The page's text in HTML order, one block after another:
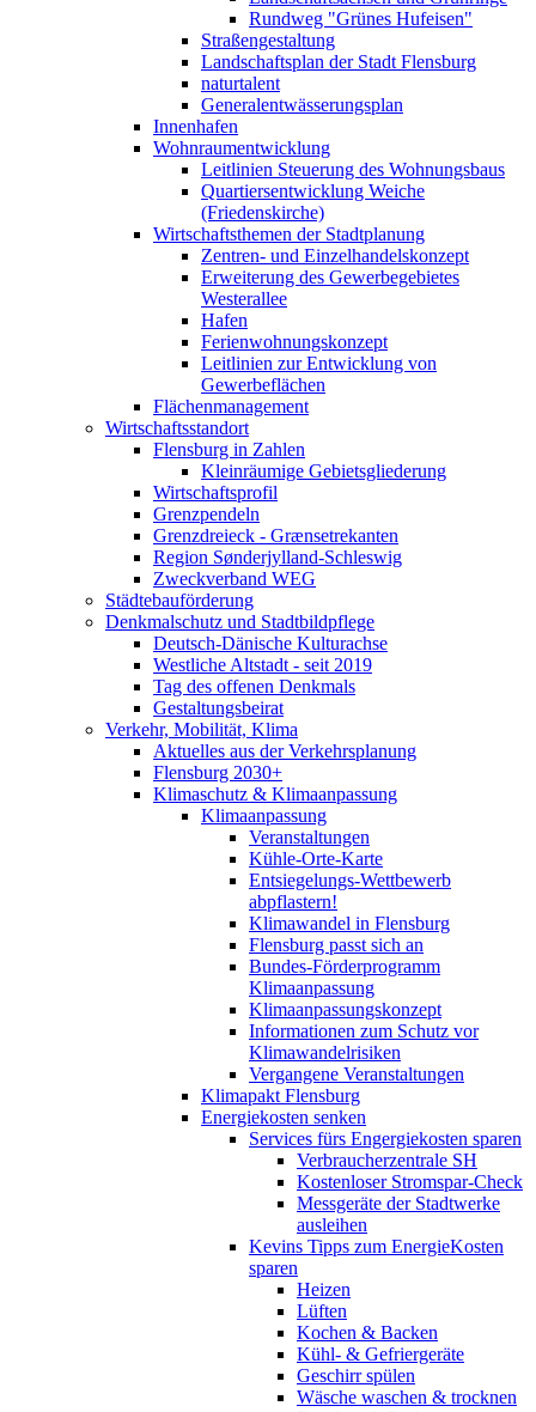
Rundweg "Grünes Hufeisen"
Straßengestaltung
Landschaftsplan der Stadt Flensburg
naturtalent
Generalentwässerungsplan
Innenhafen
Wohnraumentwicklung
Leitlinien Steuerung des Wohnungsbaus
Quartiersentwicklung Weiche
(Friedenskirche)
Wirtschaftsthemen der Stadtplanung
Zentren- und Einzelhandelskonzept
Erweiterung des Gewerbegebietes
Westerallee
Hafen
Ferienwohnungskonzept
Leitlinien zur Entwicklung von
Gewerbeflächen
Flächenmanagement
Wirtschaftsstandort
Flensburg in Zahlen
Kleinräumige Gebietsgliederung
Wirtschaftsprofil
Grenzpendeln
Grenzdreieck - Grænsetrekanten
Region Sønderjylland-Schleswig
Zweckverband WEG
Städtebauförderung
Denkmalschutz und Stadtbildpflege
Deutsch-Dänische Kulturachse
Westliche Altstadt - seit 2019
Tag des offenen Denkmals
Gestaltungsbeirat
Verkehr, Mobilität, Klima
Aktuelles aus der Verkehrsplanung
Flensburg 2030+
Klimaschutz & Klimaanpassung
Klimaanpassung
Veranstaltungen
Kühle-Orte-Karte
Entsiegelungs-Wettbewerb
abpflastern!
Klimawandel in Flensburg
Flensburg passt sich an
Bundes-Förderprogramm
Klimaanpassung
Klimaanpassungskonzept
Informationen zum Schutz vor
Klimawandelrisiken
Vergangene Veranstaltungen
Klimapakt Flensburg
Energiekosten senken
Services fürs Engergiekosten sparen
Verbraucherzentrale SH
Kostenloser Stromspar-Check
Messgeräte der Stadtwerke
ausleihen
Kevins Tipps zum EnergieKosten
sparen
Heizen
Lüften
Kochen & Backen
Kühl- & Gefriergeräte
Geschirr spülen
Wäsche waschen & trocknen